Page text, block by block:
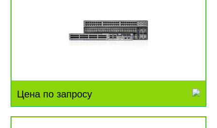
Цена по запросу